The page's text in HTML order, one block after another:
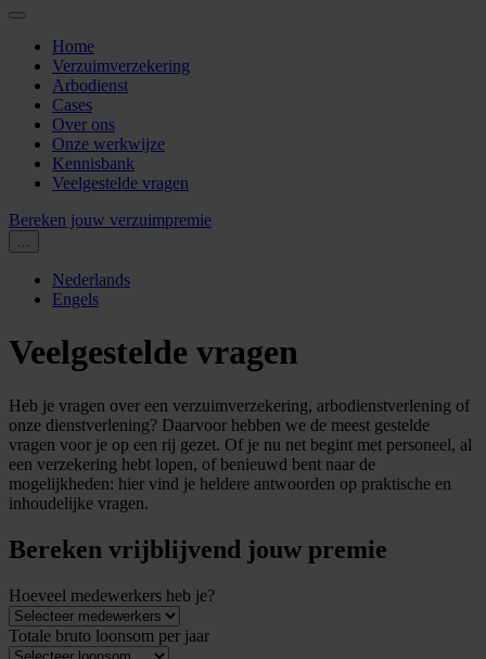
Home
Verzuimverzekering
Arbodienst
Cases
Over ons
Onze werkwijze
Kennisbank
Veelgestelde vragen
Bereken jouw verzuimpremie
...
Nederlands
Engels
Veelgestelde vragen
Heb je vragen over een verzuimverzekering, arbodienstverlening of
onze dienstverlening? Daarvoor hebben we de meest gestelde
vragen voor je op een rij gezet. Of je nu net begint met personeel, al
een verzekering hebt lopen, of benieuwd bent naar de
mogelijkheden: hier vind je heldere antwoorden op praktische en
inhoudelijke vragen.
Bereken vrijblijvend jouw premie
Hoeveel medewerkers heb je?
Totale bruto loonsom per jaar